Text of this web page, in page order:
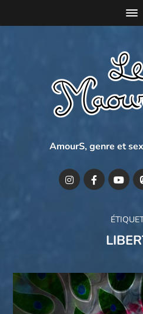
AmourS, genre et